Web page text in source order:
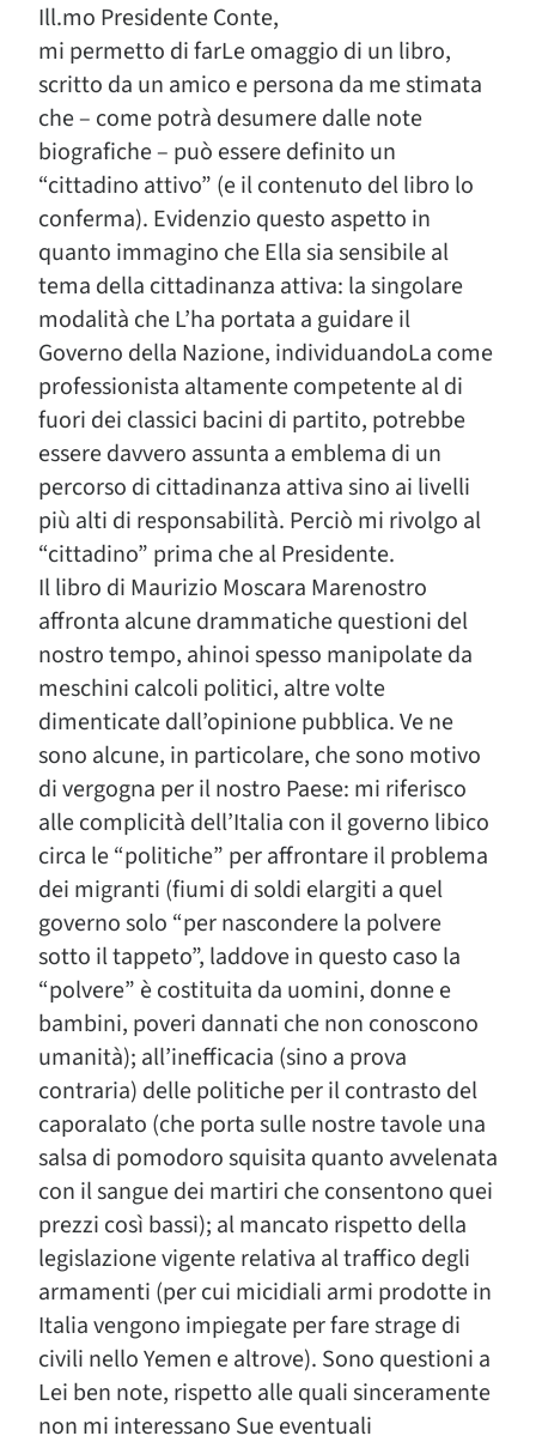
Ill.mo Presidente Conte,
mi permetto di farLe omaggio di un libro,
scritto da un amico e persona da me stimata
che – come potrà desumere dalle note
biografiche – può essere definito un
“cittadino attivo” (e il contenuto del libro lo
conferma). Evidenzio questo aspetto in
quanto immagino che Ella sia sensibile al
tema della cittadinanza attiva: la singolare
modalità che L’ha portata a guidare il
Governo della Nazione, individuandoLa come
professionista altamente competente al di
fuori dei classici bacini di partito, potrebbe
essere davvero assunta a emblema di un
percorso di cittadinanza attiva sino ai livelli
più alti di responsabilità. Perciò mi rivolgo al
“cittadino” prima che al Presidente.
Il libro di Maurizio Moscara Marenostro
affronta alcune drammatiche questioni del
nostro tempo, ahinoi spesso manipolate da
meschini calcoli politici, altre volte
dimenticate dall’opinione pubblica. Ve ne
sono alcune, in particolare, che sono motivo
di vergogna per il nostro Paese: mi riferisco
alle complicità dell’Italia con il governo libico
circa le “politiche” per affrontare il problema
dei migranti (fiumi di soldi elargiti a quel
governo solo “per nascondere la polvere
sotto il tappeto”, laddove in questo caso la
“polvere” è costituita da uomini, donne e
bambini, poveri dannati che non conoscono
umanità); all’inefficacia (sino a prova
contraria) delle politiche per il contrasto del
caporalato (che porta sulle nostre tavole una
salsa di pomodoro squisita quanto avvelenata
con il sangue dei martiri che consentono quei
prezzi così bassi); al mancato rispetto della
legislazione vigente relativa al traffico degli
armamenti (per cui micidiali armi prodotte in
Italia vengono impiegate per fare strage di
civili nello Yemen e altrove). Sono questioni a
Lei ben note, rispetto alle quali sinceramente
non mi interessano Sue eventuali